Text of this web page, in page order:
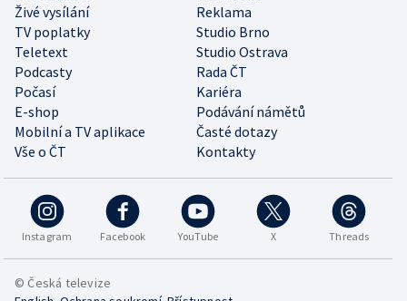
Živé vysílání
Reklama
TV poplatky
Studio Brno
Teletext
Studio Ostrava
Podcasty
Rada ČT
Počasí
Kariéra
E-shop
Podávání námětů
Mobilní a TV aplikace
Časté dotazy
Vše o ČT
Kontakty
Instagram Facebook YouTube X Threads
© Česká televize